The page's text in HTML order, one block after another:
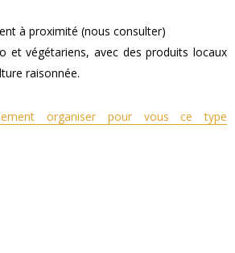
à proximité (nous consulter)
et végétariens, avec des produits locaux
raisonnée.
organiser pour vous ce type